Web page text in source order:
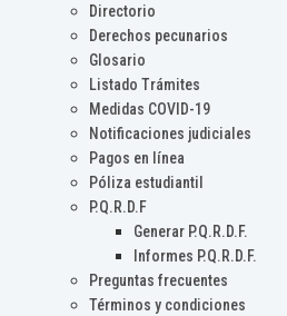
Directorio
Derechos pecunarios
Glosario
Listado Trámites
Medidas COVID-19
Notificaciones judiciales
Pagos en línea
Póliza estudiantil
P.Q.R.D.F
Generar P.Q.R.D.F.
Informes P.Q.R.D.F.
Preguntas frecuentes
Términos y condiciones